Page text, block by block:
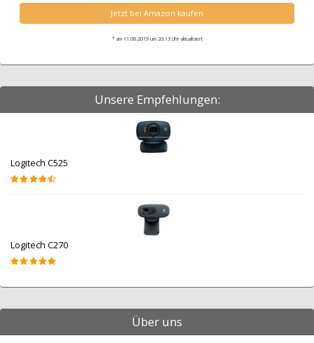
Jetzt bei Amazon kaufen
* am 11.08.2019 um 20:13 Uhr aktualisiert
Unsere Empfehlungen:
Logitech C525
Logitech C270
Über uns